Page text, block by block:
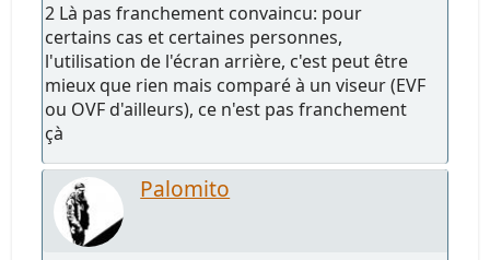
2 Là pas franchement convaincu: pour
certains cas et certaines personnes,
l'utilisation de l'écran arrière, c'est peut être
mieux que rien mais comparé à un viseur (EVF
ou OVF d'ailleurs), ce n'est pas franchement
çà
Palomito